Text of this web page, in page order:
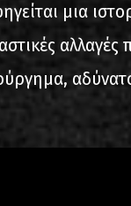
μια
αλλαγές